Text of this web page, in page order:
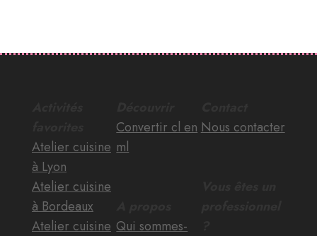
Atelier cuisine
à Lyon
Atelier cuisine
à Bordeaux
Atelier cuisine
Convertir cl en
ml
Qui sommes-
Nous contacter